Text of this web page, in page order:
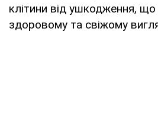
клітини від ушкодження,
здоровому та свіжому